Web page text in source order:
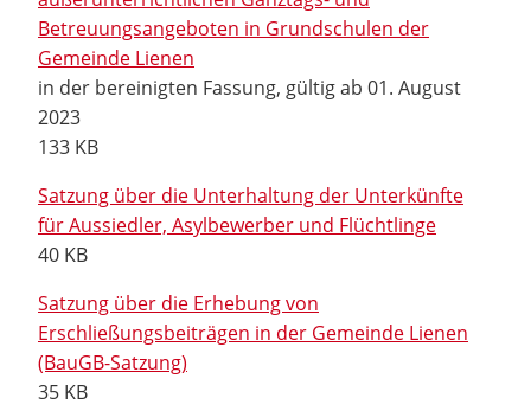
Betreuungsangeboten in Grundschulen der
Gemeinde Lienen
in der bereinigten Fassung, gültig ab 01. August
2023
133 KB
Satzung über die Unterhaltung der Unterkünfte
für Aussiedler, Asylbewerber und Flüchtlinge
40 KB
Satzung über die Erhebung von
Erschließungsbeiträgen in der Gemeinde Lienen
(BauGB-Satzung)
35 KB